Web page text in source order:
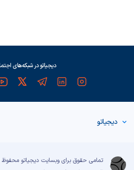
دیجیاتو در شبکه‌های
دیجیاتو
تمامی حقوق برای وبسایت دیجیاتو